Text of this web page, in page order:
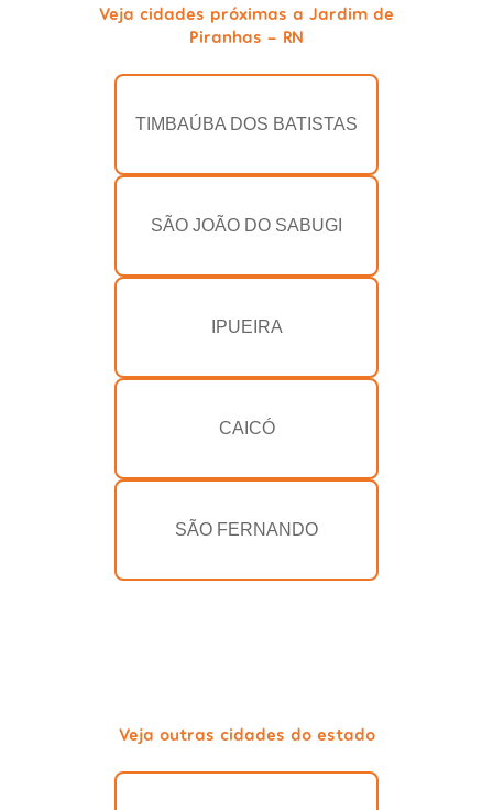
Veja cidades próximas a Jardim de
Piranhas - RN
TIMBAÚBA DOS BATISTAS
SÃO JOÃO DO SABUGI
IPUEIRA
CAICÓ
SÃO FERNANDO
Veja outras cidades do estado